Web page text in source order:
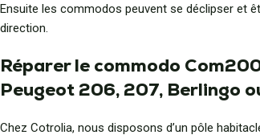
Ensuite les commodos peuvent se déclipser et
direction.
Réparer le commodo
Peugeot 206, 207, Berlingo
Chez Cotrolia, nous disposons d’un pôle